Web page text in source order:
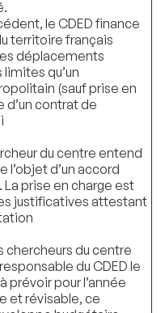
le CDED finance
territoire français
déplacements
qu’un
(sauf prise en
d’un contrat de
du centre entend
d’un accord
La prise en charge est
justificatives attestant
chercheurs du centre
du CDED le
pour l’année
et révisable, ce